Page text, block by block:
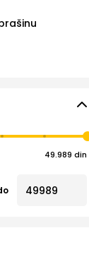
49.989 din